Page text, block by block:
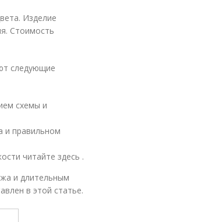
Изделие
Стоимость
следующие
схемы и
и правильном
читайте здесь .
и длительным
в этой статье.